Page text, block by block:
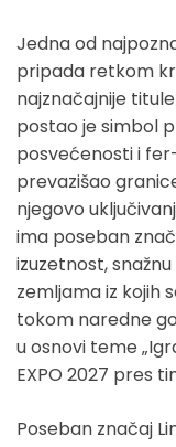
Jedna od
pripada retkom
najznačajnije
postao je simbol
posvećenosti i
prevazišao
njegovo
ima poseban
izuzetnost,
zemljama iz kojih
tokom naredne
u osnovi teme
EXPO 2027 pres
Poseban značaj